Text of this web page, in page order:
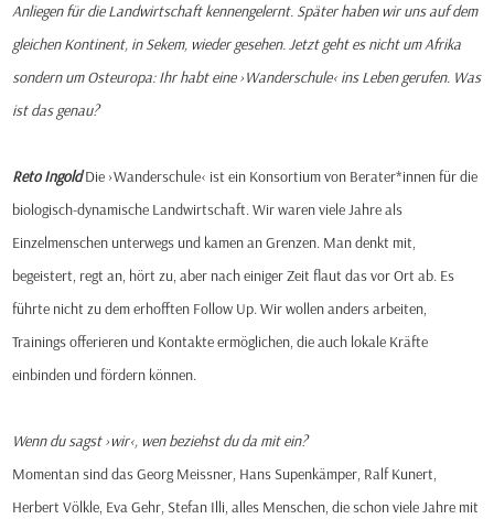
Anliegen für die Landwirtschaft kennengelernt. Später haben wir uns auf dem
gleichen Kontinent, in Sekem, wieder gesehen. Jetzt geht es nicht um Afrika
sondern um Osteuropa: Ihr habt eine ›Wanderschule‹ ins Leben gerufen. Was
ist das genau?
Reto IngoldDie ›Wanderschule‹ ist ein Konsortium von Berater*innen für die
biologisch-dynamische Landwirtschaft. Wir waren viele Jahre als
Einzelmenschen unterwegs und kamen an Grenzen. Man denkt mit,
begeistert, regt an, hört zu, aber nach einiger Zeit flaut das vor Ort ab. Es
führte nicht zu dem erhofften Follow Up. Wir wollen anders arbeiten,
Trainings offerieren und Kontakte ermöglichen, die auch lokale Kräfte
einbinden und fördern können.
Wenn du sagst ›wir‹, wen beziehst du da mit ein?
Momentan sind das Georg Meissner, Hans Supenkämper, Ralf Kunert,
Herbert Völkle, Eva Gehr, Stefan Illi, alles Menschen, die schon viele Jahre mit